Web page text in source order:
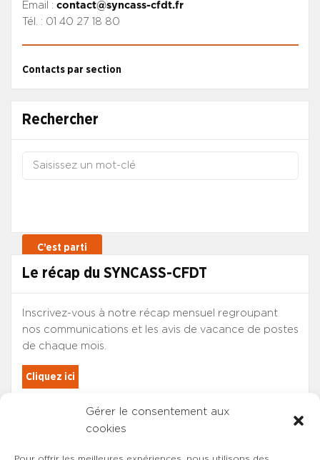
Gérer le consentement aux
cookies
Email : contact@syncass-cfdt.fr
Tél. : 01 40 27 18 80
Contacts par section
Rechercher
Le récap du SYNCASS-CFDT
Inscrivez-vous à notre récap mensuel regroupant
nos communications et les avis de vacance de postes
de chaque mois.
Cliquez ici
Les adhérents du SYNCASS-CFDT
sont automatiquement inscrits.